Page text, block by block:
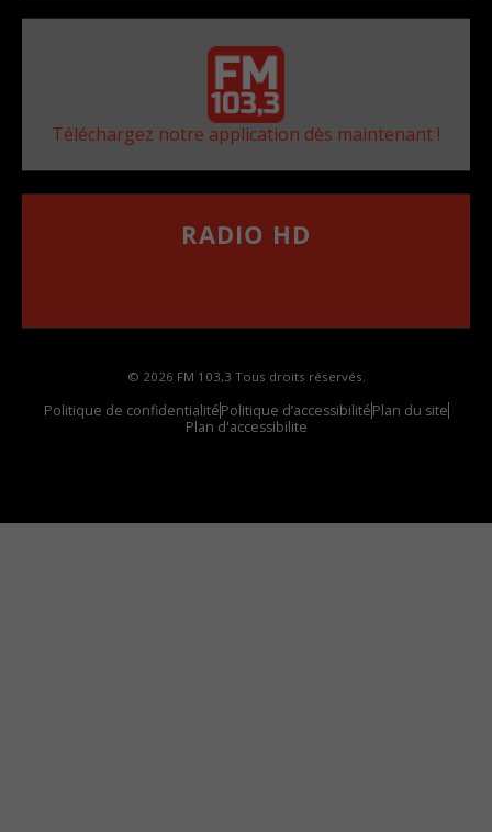
Téléchargez notre application dès maintenant !
RADIO HD
© 2026 FM 103,3 Tous droits réservés.
Politique de confidentialitéPolitique d’accessibilitéPlan du site
Plan d'accessibilite